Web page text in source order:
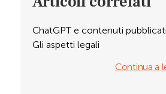
ChatGPT e contenuti
Gli aspetti legali
Continua a